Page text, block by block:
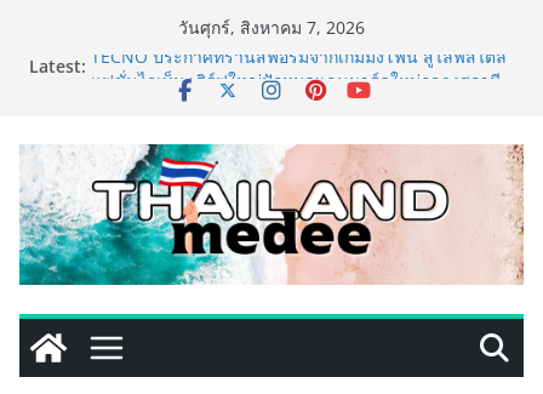
วันศุกร์, สิงหาคม 7, 2026
Latest: TECNO ประกาศทรานส์ฟอร์มจากเกมมิ่งโฟน สู่ไลฟ์สไตล์
แฟชั่นไอเท็ม เสิร์ฟใหญ่ปักหมุดแลนมาร์คใหม่กลางสถานี
ครั้งแรกของอุตสาหกรรมสีไทย นิปปอนเพนต์ผนึก 6 พันธ
มิตรโมเดิร์นเทรดชั้นนำ นำร่องเปิดตัว “NIPPON PAINT
WORRY FREE” โปรแกรมดูแลคุณภาพฟิล์มสีหลังการขาย
ยกระดับความมั่นใจลูกค้าด้วยผลิตภัณฑ์คุณภาพและ
บริการหลังการขายที่ครบวงจร
เริ่มแล้ว! อ.ต.ก.แฟร์ 4 ภาค @ภาคกลาง “มนต์เสน่ห์เกษตร
ไทย สู่ใจกลางมหานคร” ชวนชิม ช้อป สินค้าเกษตร
คุณภาพจากทั่วไทย วันนี้ – 8 สิงหาคมนี้ ณ ลานคนเมือง
ททท. ประกาศความสำเร็จ Village to the World Season
5 ผนึก 9 พันธมิตร ขับเคลื่อน ESG Tourism สืบสานพระ
ราชปณิธาน สร้างคุณค่าการท่องเที่ยวไทยอย่างยั่งยืน